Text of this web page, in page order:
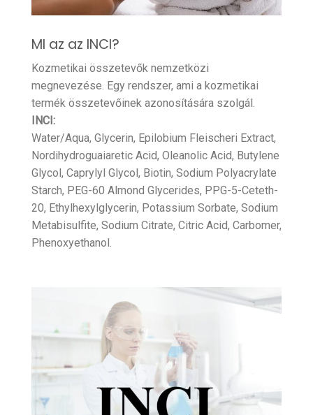
MI az az INCI?
Kozmetikai összetevők nemzetközi
megnevezése. Egy rendszer, ami a kozmetikai
termék összetevőinek azonosítására szolgál.
INCI:
Water/Aqua, Glycerin, Epilobium Fleischeri Extract,
Nordihydroguaiaretic Acid, Oleanolic Acid, Butylene
Glycol, Caprylyl Glycol, Biotin, Sodium Polyacrylate
Starch, PEG-60 Almond Glycerides, PPG-5-Ceteth-
20, Ethylhexylglycerin, Potassium Sorbate, Sodium
Metabisulfite, Sodium Citrate, Citric Acid, Carbomer,
Phenoxyethanol.